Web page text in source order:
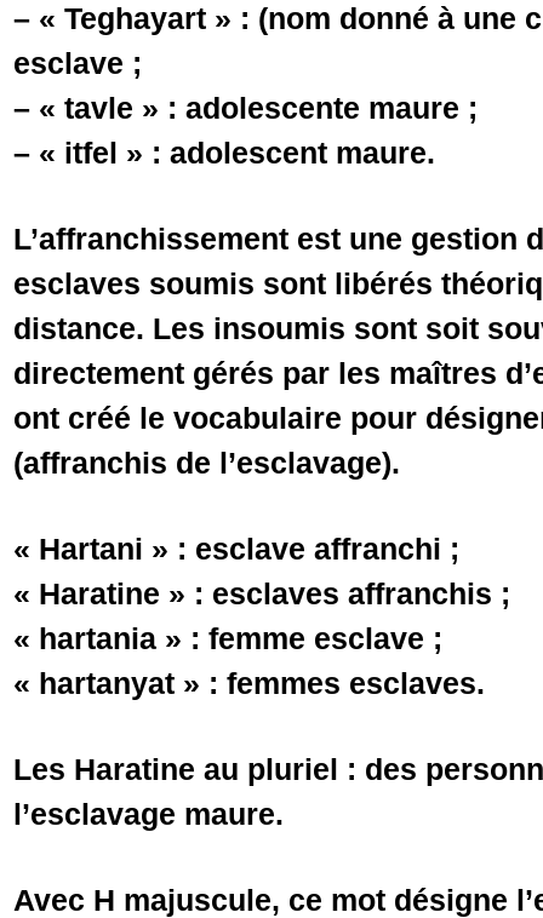
– « Teghayart » : (nom donné à une
esclave ;
– « tavle » : adolescente maure ;
– « itfel » : adolescent maure.
L’affranchissement est une gestion
esclaves soumis sont libérés
distance. Les insoumis sont soit
directement gérés par les maîtres
ont créé le vocabulaire pour
(affranchis de l’esclavage).
« Hartani » : esclave affranchi ;
« Haratine » : esclaves affranchis ;
« hartania » : femme esclave ;
« hartanyat » : femmes esclaves.
Les Haratine au pluriel : des
l’esclavage maure.
Avec H majuscule, ce mot désigne